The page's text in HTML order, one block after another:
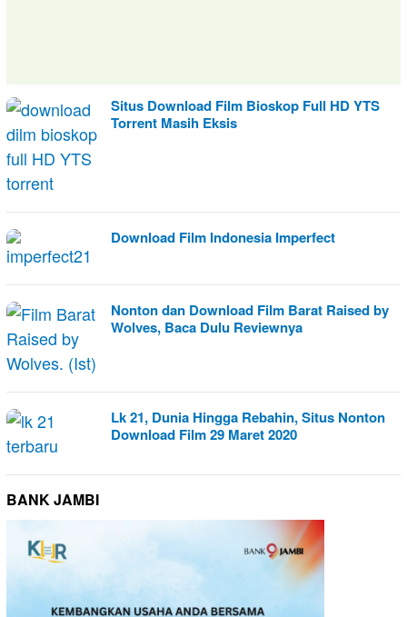
Situs Download Film Bioskop Full HD YTS
Torrent Masih Eksis
Download Film Indonesia Imperfect
Nonton dan Download Film Barat Raised by
Wolves, Baca Dulu Reviewnya
Lk 21, Dunia Hingga Rebahin, Situs Nonton
Download Film 29 Maret 2020
BANK JAMBI